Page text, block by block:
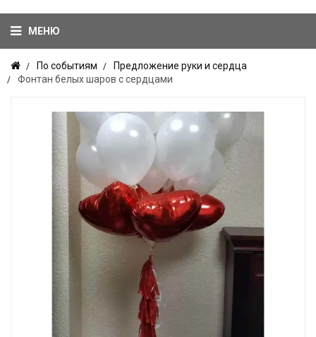
МЕНЮ
По событиям
Предложение руки и сердца
Фонтан белых шаров с сердцами